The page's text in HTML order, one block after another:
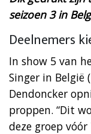
seizoen 3 in
Deelnemers
In show 5 van
Singer in België
Dendoncker
proppen. “Dit
deze groep